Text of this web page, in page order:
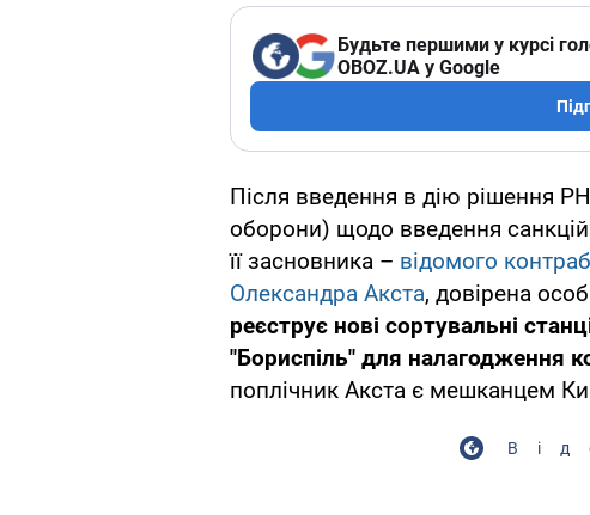
Будьте першими у курсі
OBOZ.UA у Google
Після введення в дію рішення
оборони) щодо введення
її засновника – відомого
Олександра Акста, довірена
реєструє нові сортувальні
"Бориспіль" для налагодження
поплічник Акста є мешканцем